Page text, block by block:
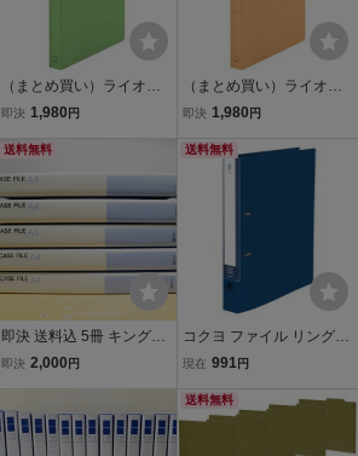
（まとめ買い）ライオン
事務器 フラットファイル
背幅28mm AW-519S 緑
〔×10〕
即決 1,980 円
（まとめ買い）ライオン
事務器 フラットファイル
背幅28mm AW-517S 黄
〔×10〕
即決 1,980 円
送料無料
即決 送料込 5冊 キングジ
ム KING JIM ケースファイ
即決 2,000 円
送料無料
コクヨ ファイル リングフ
ァイル NEOS A4 2穴 330
0DB
現在 991 円
送料無料